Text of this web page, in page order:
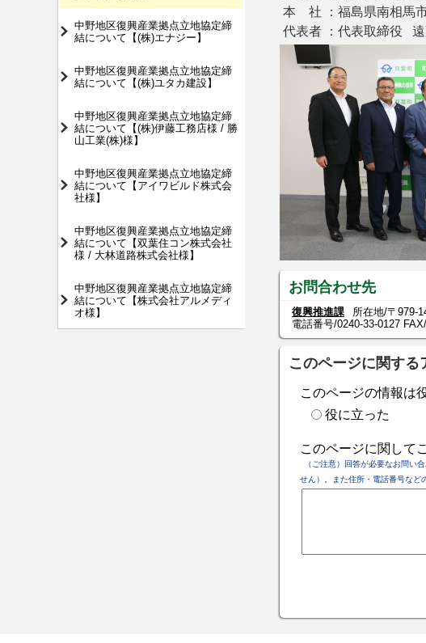
中野地区復興産業拠点立地協定締
結について【(株)エナジー】
中野地区復興産業拠点立地協定締
結について【(株)ユタカ建設】
中野地区復興産業拠点立地協定締
結について【(株)伊藤工務店様 / 勝
山工業(株)様】
中野地区復興産業拠点立地協定締
結について【アイワビルド株式会
社様】
中野地区復興産業拠点立地協定締
結について【双葉住コン株式会社
様 / 大林道路株式会社様】
中野地区復興産業拠点立地協定締
結について【株式会社アルメディ
オ様】
本 社 ：福島県南相馬
代表者 ：代表取締役
お問合わせ先
復興推進課
所在地/〒979-
電話番号/0240-33-0127
このページに関する
このページの情報は
役に立った
このページに関して
（ご注意）回答が必要なお問い
せん）。また住所・電話番号など